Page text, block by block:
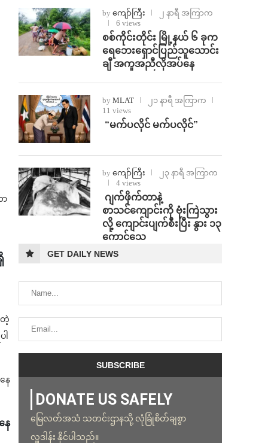
တဲ့
ေ
ေ
by ကျော်ကြီး
၂ နာရီ အကြာက
6 views
စစ်ကိုင်းတိုင်း မြို့နယ် ၆ ခုက
ရေဘေးရှောင်ပြည်သူသောင်း
ချီ အကူအညီလိုအပ်နေ
by MLAT
၂၁ နာရီ အကြာက
11 views
⁨ ⁨“မက်ပလိုင် မက်ပလိုင်”
by ကျော်ကြီး
၂၃ နာရီ အကြာက
4 views
⁨⁩ ⁨ဂျက်ဖိုက်တာနဲ့
စာသင်ကျောင်းကို ဗုံးကြဲသွား
လို့ ကျောင်းပျက်စီးပြီး နွား ၁၃
ကောင်သေ
GET DAILY NEWS
DONATE US SAFELY
မြေလတ်အသံ သတင်းဌာနသို့ လုံခြုံစိတ်ချစွာ
လှူဒါန်း နိုင်ပါသည်။